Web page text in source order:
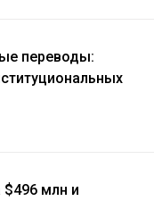
переводы:
$496 млн и